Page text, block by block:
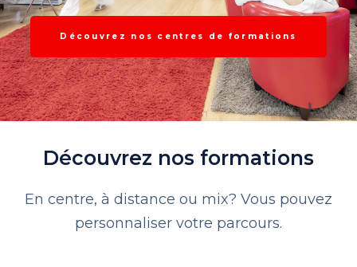
Découvrez nos centres de formations
Découvrez nos formations
En centre, à distance ou mix? Vous pouvez
personnaliser votre parcours.